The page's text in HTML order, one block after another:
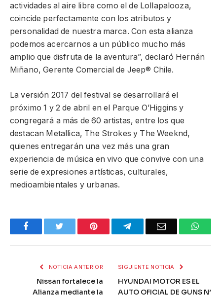
actividades al aire libre como el de Lollapalooza,
coincide perfectamente con los atributos y
personalidad de nuestra marca. Con esta alianza
podemos acercarnos a un público mucho más
amplio que disfruta de la aventura”, declaró Hernán
Miñano, Gerente Comercial de Jeep® Chile.
La versión 2017 del festival se desarrollará el
próximo 1 y 2 de abril en el Parque O’Higgins y
congregará a más de 60 artistas, entre los que
destacan Metallica, The Strokes y The Weeknd,
quienes entregarán una vez más una gran
experiencia de música en vivo que convive con una
serie de expresiones artísticas, culturales,
medioambientales y urbanas.
Facebook Pinterest TelegramEmail
NOTICIA ANTERIOR
Nissan fortalece la
Alianza mediante la
SIGUIENTE NOTICIA
HYUNDAI MOTOR ES EL
AUTO OFICIAL DE GUNS N’